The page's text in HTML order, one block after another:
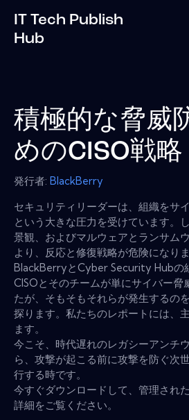
IT Tech Publish
Hub
積極的な脅威
めのCISO戦略
発行者: BlackBerry
セキュリティリーダーは、組織をサ
という大きな圧力を受けています。
景観、およびマルウェアとランサム
より、反応と修復戦略が危険になりま
BlackBerryとCyber​​ Security Hubの
CISOとそのチームが単にサイバー脅
たが、そもそもそれらが発生するの
探ります。私たちのレポートには、
ます。
今こそ、時代遅れのレガシーアンチ
ら、攻撃が起こる前に攻撃を防ぐ次
行する時です。
今すぐダウンロードして、管理され
詳細をご覧ください。